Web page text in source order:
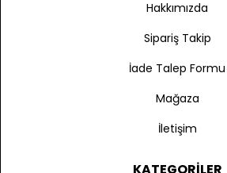
Hakkımızda
Sipariş Takip
İade Talep Formu
Mağaza
İletişim